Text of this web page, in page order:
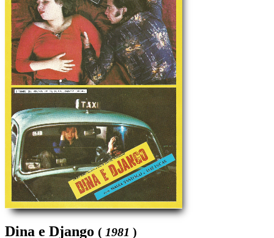
Dina e Django ( 1981 )